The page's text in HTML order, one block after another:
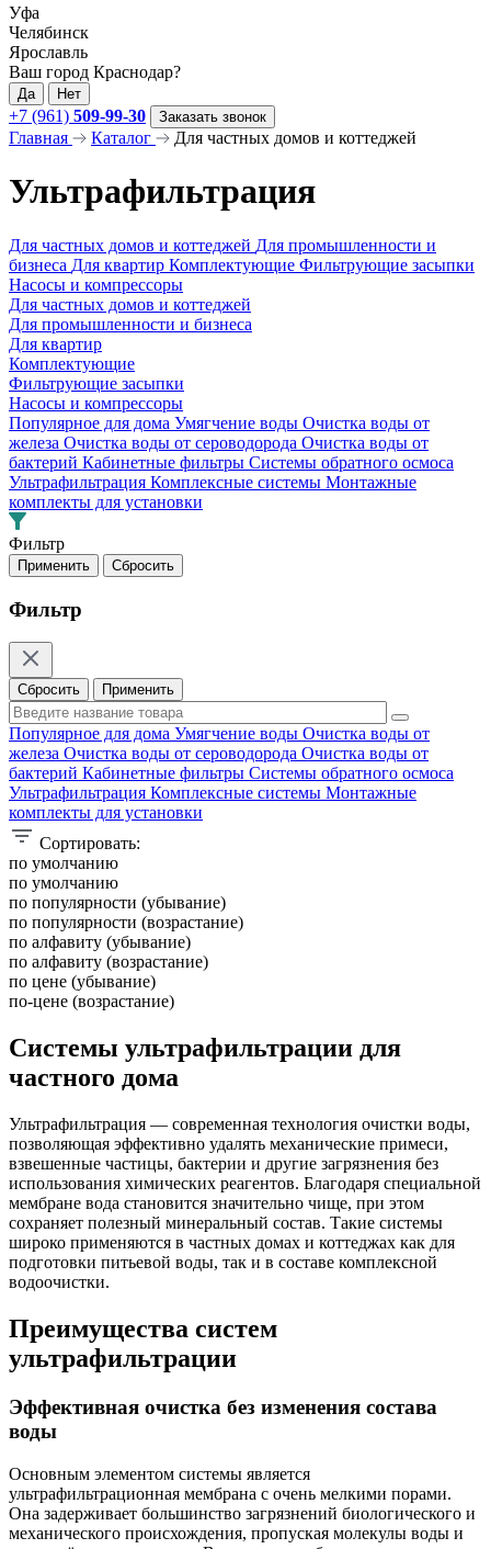
Уфа
Челябинск
Ярославль
Ваш город Краснодар?
Да Нет
+7 (961) 509-99-30 Заказать звонок
Главная Каталог Для частных домов и коттеджей
Ультрафильтрация
Для частных домов и коттеджей Для промышленности и
бизнеса Для квартир Комплектующие Фильтрующие засыпки
Насосы и компрессоры
Для частных домов и коттеджей
Для промышленности и бизнеса
Для квартир
Комплектующие
Фильтрующие засыпки
Насосы и компрессоры
Популярное для дома Умягчение воды Очистка воды от
железа Очистка воды от сероводорода Очистка воды от
бактерий Кабинетные фильтры Системы обратного осмоса
Ультрафильтрация Комплексные системы Монтажные
комплекты для установки
Фильтр
Фильтр
Сбросить Применить
Популярное для дома Умягчение воды Очистка воды от
железа Очистка воды от сероводорода Очистка воды от
бактерий Кабинетные фильтры Системы обратного осмоса
Ультрафильтрация Комплексные системы Монтажные
комплекты для установки
Сортировать:
по умолчанию
по умолчанию
по популярности (убывание)
по популярности (возрастание)
по алфавиту (убывание)
по алфавиту (возрастание)
по цене (убывание)
по-цене (возрастание)
Системы ультрафильтрации для
частного дома
Ультрафильтрация — современная технология очистки воды,
позволяющая эффективно удалять механические примеси,
взвешенные частицы, бактерии и другие загрязнения без
использования химических реагентов. Благодаря специальной
мембране вода становится значительно чище, при этом
сохраняет полезный минеральный состав. Такие системы
широко применяются в частных домах и коттеджах как для
подготовки питьевой воды, так и в составе комплексной
водоочистки.
Преимущества систем
ультрафильтрации
Эффективная очистка без изменения состава
воды
Основным элементом системы является
ультрафильтрационная мембрана с очень мелкими порами.
Она задерживает большинство загрязнений биологического и
механического происхождения, пропуская молекулы воды и